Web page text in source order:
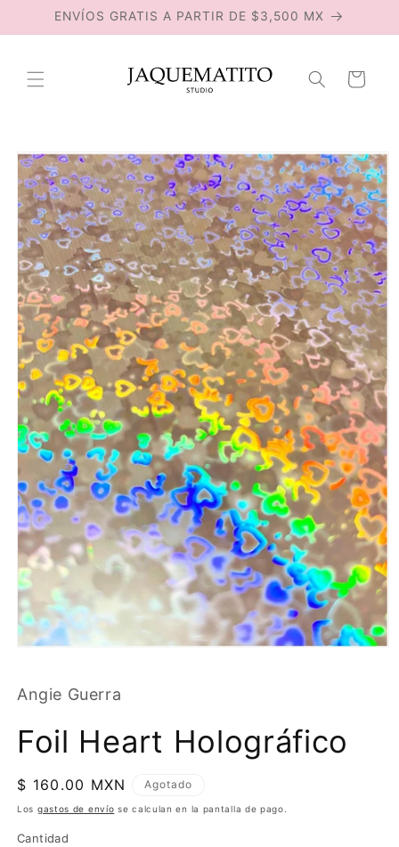
directamente
al contenido
ENVÍOS GRATIS A PARTIR DE $3,500 MX
Carrito
directamente
a la
información
del producto
Angie Guerra
Foil Heart Holográfico
Precio
habitual
$ 160.00 MXN Agotado
Los gastos de envío se calculan en la pantalla de pago.
Cantidad